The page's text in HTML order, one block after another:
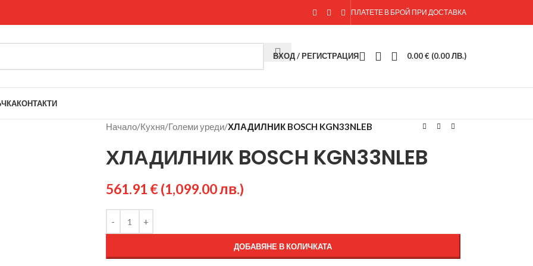
ПЛАТЕТЕ В БРОЙ ПРИ ДОСТАВКА
ВХОД / РЕГИСТРАЦИЯ 0.00€ (0.00 ЛВ.)
КОНТАКТИ
Начало/Кухня/Големи уреди/ХЛАДИЛНИК BOSCH KGN33NLEB
ХЛАДИЛНИК BOSCH KGN33NLEB
561.91 €(1,099.00 лв.)
ДОБАВЯНЕ В КОЛИЧКАТА